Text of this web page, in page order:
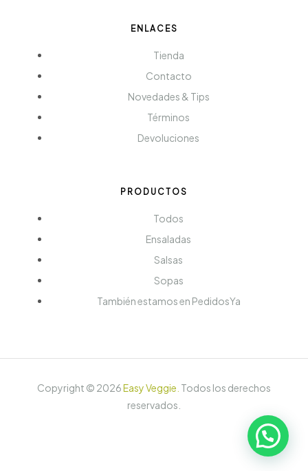
ENLACES
Tienda
Contacto
Novedades & Tips
Términos
Devoluciones
PRODUCTOS
Todos
Ensaladas
Salsas
Sopas
También estamos en PedidosYa
Copyright © 2026Easy Veggie Todos los derechos
reservados.